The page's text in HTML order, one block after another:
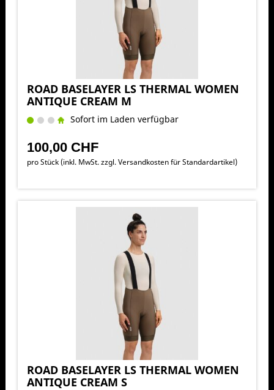
ROAD BASELAYER LS THERMAL WOMEN
ANTIQUE CREAM M
Sofort im Laden verfügbar
100,00 CHF
pro Stück (inkl. MwSt. zzgl.Versandkosten für Standardartikel)
ROAD BASELAYER LS THERMAL WOMEN
ANTIQUE CREAM S